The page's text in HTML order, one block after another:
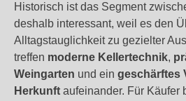
Historisch ist das Segment
deshalb interessant, weil es den
Alltagstauglichkeit zu gezielter
treffen moderne Kellertechnik,
Weingarten und ein geschärftes
Herkunft aufeinander. Für Käufer